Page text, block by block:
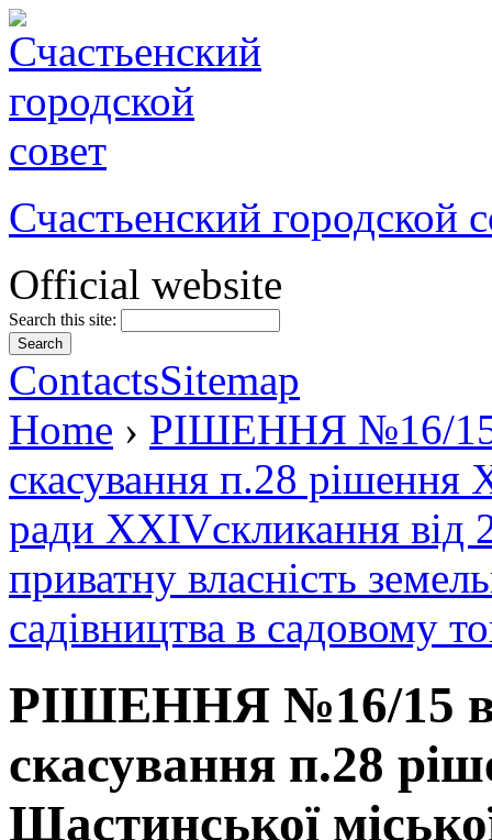
Счастьенский городской
Official website
Search this site:
ContactsSitemap
Home › РІШЕННЯ №16/15
скасування п.28 рішення
ради XXIVскликання від
приватну власність
садівництва в
РІШЕННЯ №16/15
скасування п.28
Щастинської